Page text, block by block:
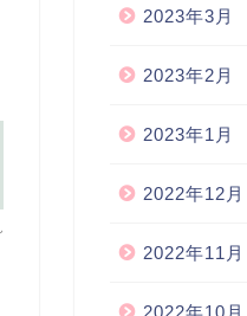
2023年3月
2023年2月
2023年1月
2022年12月
2022年11月
2022年10月